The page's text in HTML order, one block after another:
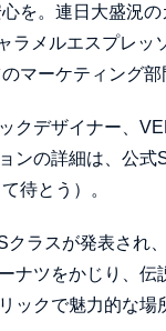
を。連日大盛況
ラメルエスプレ
マーケティング部
クデザイナー、
ンの詳細は、公
待とう）。
ラスが発表され
ナツをかじり、
ックで魅力的な場